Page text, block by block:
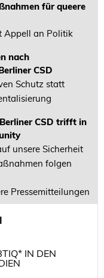
für queere
Appell an Politik
nach
CSD
Schutz statt
CSD trifft in
unsere Sicherheit
folgen
Pressemitteilungen
IN DEN